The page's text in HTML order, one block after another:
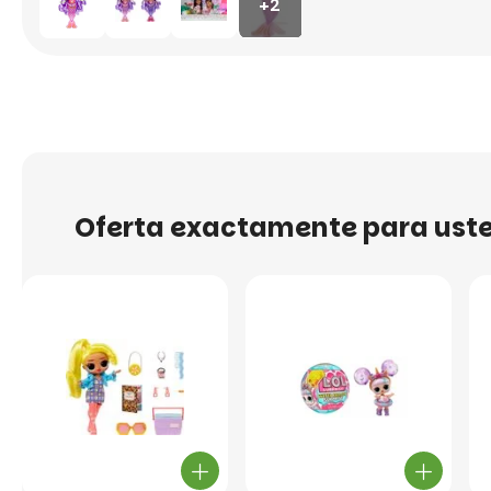
+2
Oferta exactamente para